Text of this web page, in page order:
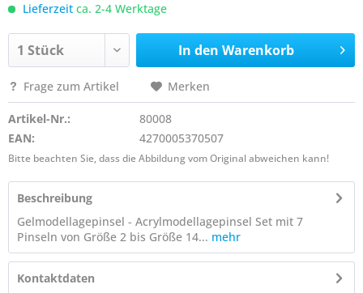
Lieferzeit ca. 2-4 Werktage
In den Warenkorb
Frage zum Artikel Merken
Artikel-Nr.:
80008
EAN:
4270005370507
Bitte beachten Sie, dass die Abbildung vom Original abweichen kann!
Beschreibung
Gelmodellagepinsel - Acrylmodellagepinsel Set mit 7
Pinseln von Größe 2 bis Größe 14... mehr
Kontaktdaten